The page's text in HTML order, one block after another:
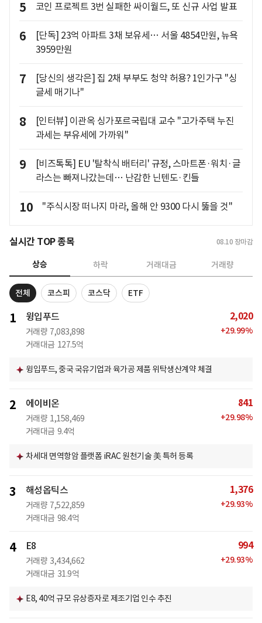
5 코인 프로젝트 3번 실패한 싸이월드, 또 신규 사업 발표
6
[단독] 23억 아파트 3채 보유세… 서울 4854만원, 뉴욕
3959만원
7
[당신의 생각은] 집 2채 부부도 청약 허용? 1인가구 "싱
글세 매기나"
8
[인터뷰] 이관옥 싱가포르국립대 교수 "고가주택 누진
과세는 부유세에 가까워"
9
[비즈톡톡] EU '탈착식 배터리' 규정, 스마트폰·워치·글
라스는 빠져나갔는데… 난감한 닌텐도·킨들
10 "주식시장 떠나지 마라, 올해 안 9300 다시 뚫을 것"
실시간 TOP 종목 08.10 장마감
상승 하락 거래대금 거래량
전체 코스피 코스닥 ETF
1 윙입푸드
거래량 7,083,898
거래대금 127.5억
2,020
+29.99%
윙입푸드, 중국 국유기업과 육가공 제품 위탁생산계약 체결
2 에이비온
거래량 1,158,469
거래대금 9.4억
841
+29.98%
차세대 면역항암 플랫폼 iRAC 원천기술 美 특허 등록
3 해성옵틱스
거래량 7,522,859
거래대금 98.4억
1,376
+29.93%
4 E8
거래량 3,434,662
거래대금 31.9억
994
+29.93%
E8, 40억 규모 유상증자로 제조기업 인수 추진